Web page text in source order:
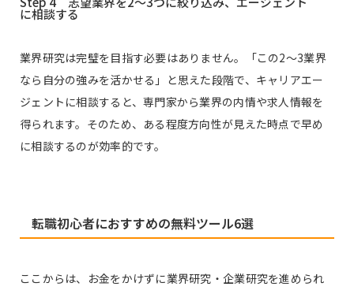
に相談する
業界研究は完璧を目指す必要はありません。「この2〜3業界
なら自分の強みを活かせる」と思えた段階で、キャリアエー
ジェントに相談すると、専門家から業界の内情や求人情報を
得られます。そのため、ある程度方向性が見えた時点で早め
に相談するのが効率的です。
転職初心者におすすめの無料ツール6選
ここからは、お金をかけずに業界研究・企業研究を進められ